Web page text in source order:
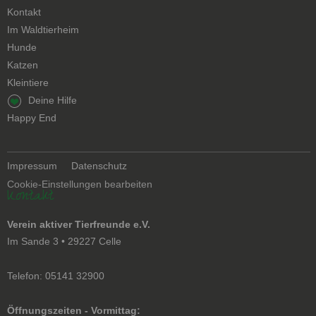
Kontakt
Navigation
überspringen
Im Waldtierheim
Hunde
Katzen
Kleintiere
Navigation
überspringen
Deine Hilfe
Happy End
Navigation
überspringen
Impressum
Datenschutz
Cookie-Einstellungen bearbeiten
Kontakt
Verein aktiver Tierfreunde e.V.
Im Sande 3 • 29227 Celle
Telefon: 05141 32900
Öffnungszeiten - Vormittag: